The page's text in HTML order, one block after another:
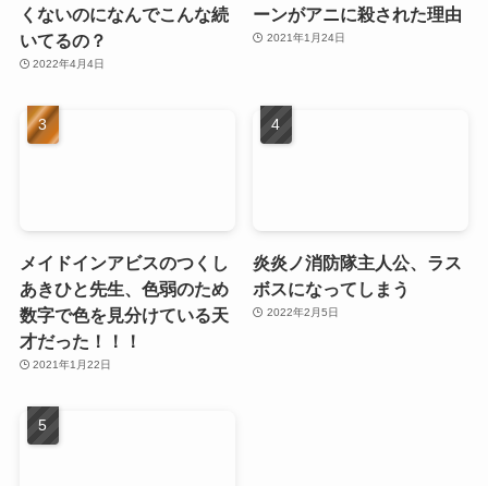
くないのになんでこんな続
いてるの？
2022年4月4日
ーンがアニに殺された理由
2021年1月24日
メイドインアビスのつくし
あきひと先生、色弱のため
数字で色を見分けている天
才だった！！！
2021年1月22日
炎炎ノ消防隊主人公、ラス
ボスになってしまう
2022年2月5日